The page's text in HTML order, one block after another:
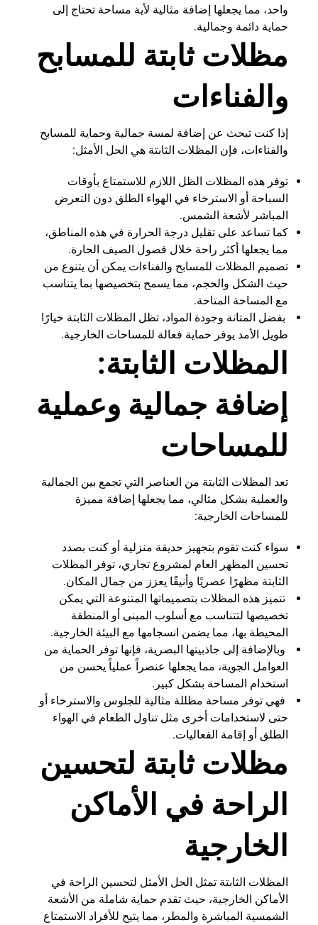
واحد، مما يجعلها إضافة مثالية لأية مساحة تحتاج إلى
حماية دائمة وجمالية.
مظلات ثابتة للمسابح
والفناءات
إذا كنت تبحث عن إضافة لمسة جمالية وحماية للمسابح
والفناءات، فإن المظلات الثابتة هي الحل الأمثل:
توفر هذه المظلات الظل اللازم للاستمتاع بأوقات
السباحة أو الاسترخاء في الهواء الطلق دون التعرض
المباشر لأشعة الشمس.
كما تساعد على تقليل درجة الحرارة في هذه المناطق،
مما يجعلها أكثر راحة خلال فصول الصيف الحارة.
تصميم المظلات للمسابح والفناءات يمكن أن يتنوع من
حيث الشكل والحجم، مما يسمح بتخصيصها بما يتناسب
مع المساحة المتاحة.
بفضل المتانة وجودة المواد، تظل المظلات الثابتة خيارًا
طويل الأمد يوفر حماية فعالة للمساحات الخارجية.
المظلات الثابتة:
إضافة جمالية وعملية
للمساحات
تعد المظلات الثابتة من العناصر التي تجمع بين الجمالية
والعملية بشكل مثالي، مما يجعلها إضافة مميزة
للمساحات الخارجية:
سواء كنت تقوم بتجهيز حديقة منزلية أو كنت بصدد
تحسين المظهر العام لمشروع تجاري، توفر المظلات
الثابتة مظهرًا عصريًا وأنيقًا يعزز من جمال المكان.
تتميز هذه المظلات بتصميماتها المتنوعة التي يمكن
تخصيصها لتتناسب مع أسلوب المبنى أو المنطقة
المحيطة بها، مما يضمن انسجامها مع البيئة الخارجية.
وبالإضافة إلى جاذبيتها البصرية، فإنها توفر الحماية من
العوامل الجوية، مما يجعلها عنصراً عملياً يحسن من
استخدام المساحة بشكل كبير.
فهي توفر مساحة مظللة مثالية للجلوس والاسترخاء أو
حتى لاستخدامات أخرى مثل تناول الطعام في الهواء
الطلق أو إقامة الفعاليات.
مظلات ثابتة لتحسين
الراحة في الأماكن
الخارجية
المظلات الثابتة تمثل الحل الأمثل لتحسين الراحة في
الأماكن الخارجية، حيث تقدم حماية شاملة من الأشعة
الشمسية المباشرة والمطر، مما يتيح للأفراد الاستمتاع